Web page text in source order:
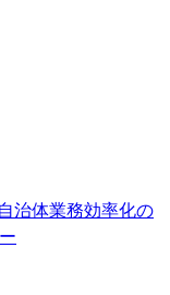
治体業務効率化の